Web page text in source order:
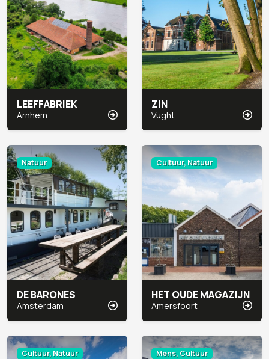
LEEFFABRIEK
Arnhem
ZIN
Vught
Natuur
DE BARONES
Amsterdam
Cultuur, Natuur
HET OUDE MAGAZIJN
Amersfoort
Cultuur, Natuur Mens, Cultuur